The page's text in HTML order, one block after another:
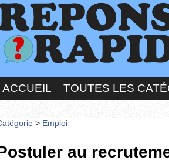
ACCUEIL TOUTES LES
> Emploi
au